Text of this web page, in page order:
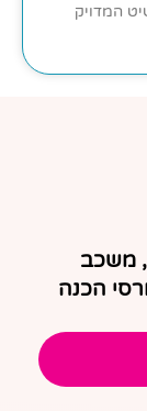
המדויק
משכב
הכנה